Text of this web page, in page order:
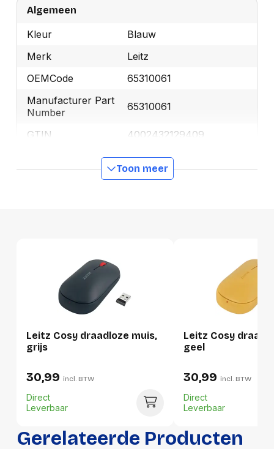
Algemeen
Kleur
Blauw
Merk
Leitz
OEMCode
65310061
Manufacturer Part
Number
65310061
GTIN 4002432129409
Productformaat
Verpakking
Per stuk
Hoeveelheid:
Breedte:
110 millimeter
Hoogte:
50 millimeter
Gewicht:
174 gram
Toon meer
Gerelateerde Producten
Leitz Cosy draadloze muis,
grijs
30,99 incl. BTW
Direct
Leverbaar
Leitz Cosy
geel
30,99 incl. BTW
Direct
Leverbaar